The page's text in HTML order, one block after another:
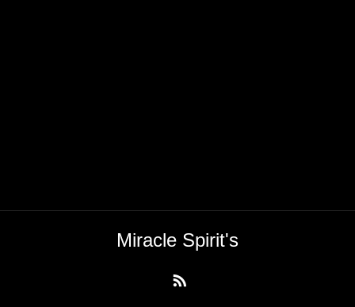
Miracle Spirit's